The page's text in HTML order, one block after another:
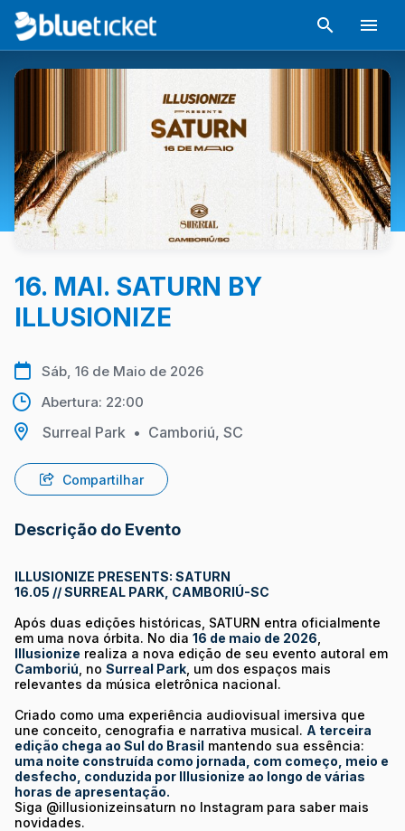
16. MAI. SATURN BY
ILLUSIONIZE
Sáb, 16 de Maio de 2026
Abertura: 22:00
Surreal Park • Camboriú, SC
Compartilhar
Descrição do Evento
ILLUSIONIZE PRESENTS: SATURN
16.05 // SURREAL PARK, CAMBORIÚ-SC
Após duas edições históricas, SATURN entra oficialmente
em uma nova órbita. No dia 16 de maio de 2026
Illusionize realiza a nova edição de seu evento autoral em
Camboriú , no Surreal Park , um dos espaços mais
relevantes da música eletrônica nacional.
Criado como uma experiência audiovisual imersiva que
une conceito, cenografia e narrativa musical. A terceira
edição chega ao Sul do Brasil mantendo sua essência:
uma noite construída como jornada, com começo, meio e
desfecho, conduzida por Illusionize ao longo de várias
horas de apresentação.
Siga @illusionizeinsaturn no Instagram para saber mais
novidades.